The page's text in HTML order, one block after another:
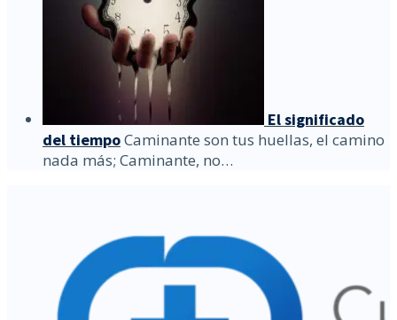
El significado
del tiempoCaminante son tus huellas, el camino
nada más; Caminante, no…